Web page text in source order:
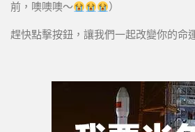
前，噢噢噢～
）
趕快點擊按鈕，讓我們一起改變你的命